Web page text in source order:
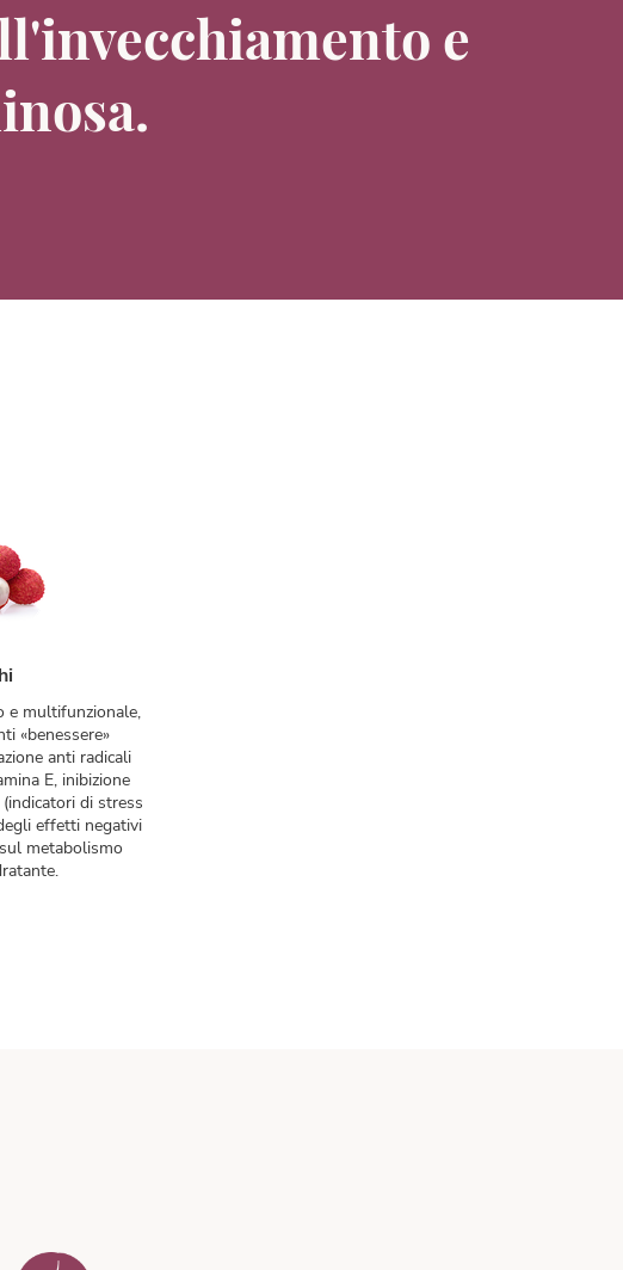
e
multifunzionale,
«benessere»
anti radicali
E, inibizione
di stress
effetti negativi
metabolismo